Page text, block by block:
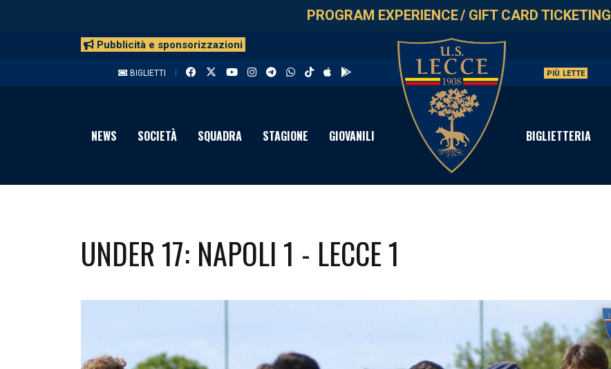
PROGRAM EXPERIENCE/ GIFT CARD TICKETING
Pubblicità e sponsorizzazioni
BIGLIETTI PIÙ LETTE
NEWS SOCIETÀ SQUADRA STAGIONE GIOVANILI BIGLIETTERIA
UNDER 17: NAPOLI 1 - LECCE 1